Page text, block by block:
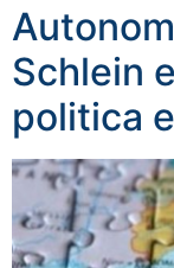
Schlein
politica